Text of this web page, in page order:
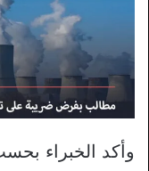
وأكد الخبراء